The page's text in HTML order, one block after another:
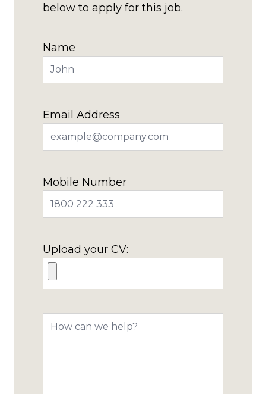
below to apply for this job.
Name
Email Address
Mobile Number
Upload your CV: